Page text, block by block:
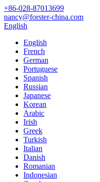
+86-028-87013699
nancy@forster-china.com
English
English
French
German
Portuguese
Spanish
Russian
Japanese
Korean
Arabic
Irish
Greek
Turkish
Italian
Danish
Romanian
Indonesian